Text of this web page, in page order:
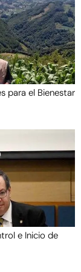
para el Bienestar
e Inicio de